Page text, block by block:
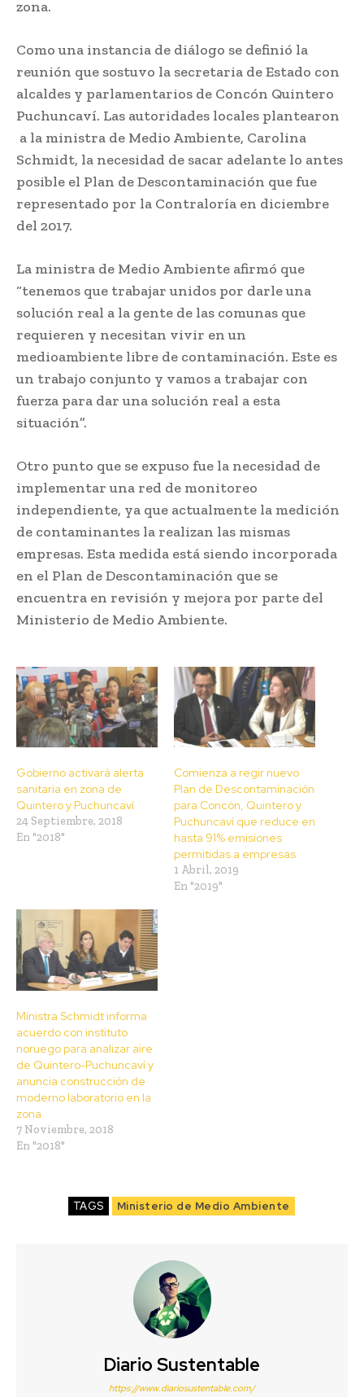
zona.
Como una instancia de diálogo se definió la
reunión que sostuvo la secretaria de Estado con
alcaldes y parlamentarios de Concón Quintero
Puchuncaví. Las autoridades locales plantearon
a la ministra de Medio Ambiente, Carolina
Schmidt, la necesidad de sacar adelante lo antes
posible el Plan de Descontaminación que fue
representado por la Contraloría en diciembre
del 2017.
La ministra de Medio Ambiente afirmó que
“tenemos que trabajar unidos por darle una
solución real a la gente de las comunas que
requieren y necesitan vivir en un
medioambiente libre de contaminación. Este es
un trabajo conjunto y vamos a trabajar con
fuerza para dar una solución real a esta
situación”.
Otro punto que se expuso fue la necesidad de
implementar una red de monitoreo
independiente, ya que actualmente la medición
de contaminantes la realizan las mismas
empresas. Esta medida está siendo incorporada
en el Plan de Descontaminación que se
encuentra en revisión y mejora por parte del
Ministerio de Medio Ambiente.
Gobierno activará alerta
sanitaria en zona de
Quintero y Puchuncaví
24 Septiembre, 2018
En "2018"
Comienza a regir nuevo
Plan de Descontaminación
para Concón, Quintero y
Puchuncaví que reduce en
hasta 91% emisiones
permitidas a empresas
1 Abril, 2019
En "2019"
Ministra Schmidt informa
acuerdo con instituto
noruego para analizar aire
de Quintero-Puchuncaví y
anuncia construcción de
moderno laboratorio en la
zona
7 Noviembre, 2018
En "2018"
TAGS Ministerio de Medio Ambiente
Diario Sustentable
https://www.diariosustentable.com/